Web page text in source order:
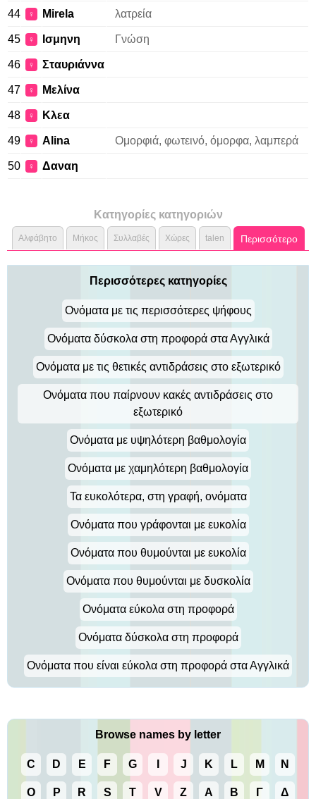
44 ♀ Mirela λατρεία
45 ♀ Ισμηνη Γνώση
46 ♀ Σταυριάννα
47 ♀ Μελίνα
48 ♀ Κλεα
49 ♀ Alina Ομορφιά, φωτεινό, όμορφα, λαμπερά
50 ♀ Δαναη
Κατηγορίες κατηγοριών
Αλφάβητο Μήκος Συλλαβές Χώρες talen Περισσότερο
Περισσότερες κατηγορίες
Ονόματα με τις περισσότερες ψήφους
Ονόματα δύσκολα στη προφορά στα Αγγλικά
Ονόματα με τις θετικές αντιδράσεις στο εξωτερικό
Ονόματα που παίρνουν κακές αντιδράσεις στο
εξωτερικό
Ονόματα με υψηλότερη βαθμολογία
Ονόματα με χαμηλότερη βαθμολογία
Τα ευκολότερα, στη γραφή, ονόματα
Ονόματα που γράφονται με ευκολία
Ονόματα που θυμούνται με ευκολία
Ονόματα που θυμούνται με δυσκολία
Ονόματα εύκολα στη προφορά
Ονόματα δύσκολα στη προφορά
Ονόματα που είναι εύκολα στη προφορά στα Αγγλικά
Browse names by letter
C D E F G J K L M N
O P R S T V Z Α Β Γ Δ